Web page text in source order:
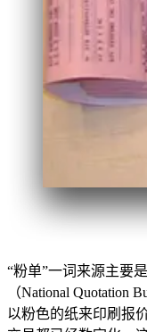
“粉单”一词来源主要
（National Quotation
以粉色的纸来印刷报